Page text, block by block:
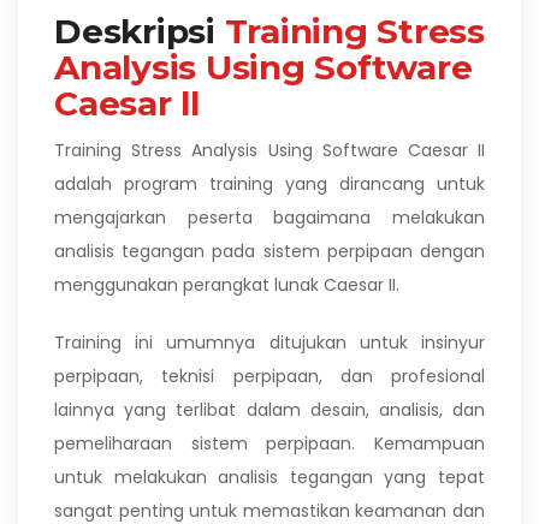
Deskripsi Training Stress
Analysis Using Software
Caesar ll
Training Stress Analysis Using Software Caesar II
adalah program training yang dirancang untuk
mengajarkan peserta bagaimana melakukan
analisis tegangan pada sistem perpipaan dengan
menggunakan perangkat lunak Caesar II.
Training ini umumnya ditujukan untuk insinyur
perpipaan, teknisi perpipaan, dan profesional
lainnya yang terlibat dalam desain, analisis, dan
pemeliharaan sistem perpipaan. Kemampuan
untuk melakukan analisis tegangan yang tepat
sangat penting untuk memastikan keamanan dan